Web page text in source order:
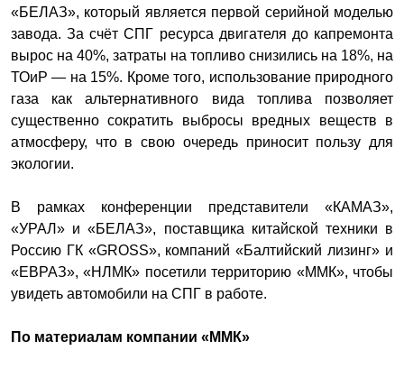
«БЕЛАЗ», который является первой серийной моделью
завода. За счёт СПГ ресурса двигателя до капремонта
вырос на 40%, затраты на топливо снизились на 18%, на
ТОиР — на 15%. Кроме того, использование природного
газа как альтернативного вида топлива позволяет
существенно сократить выбросы вредных веществ в
атмосферу, что в свою очередь приносит пользу для
экологии.
В рамках конференции представители «КАМАЗ»,
«УРАЛ» и «БЕЛАЗ», поставщика китайской техники в
Россию ГК «GROSS», компаний «Балтийский лизинг» и
«ЕВРАЗ», «НЛМК» посетили территорию «ММК», чтобы
увидеть автомобили на СПГ в работе.
По материалам компании «ММК»